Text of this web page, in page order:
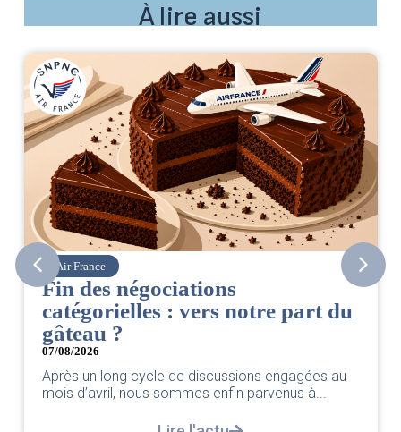
À lire aussi
Air France
Fin des négociations
catégorielles : vers notre part du
gâteau ?
07/08/2026
Après un long cycle de discussions engagées au
mois d’avril, nous sommes enfin parvenus à...